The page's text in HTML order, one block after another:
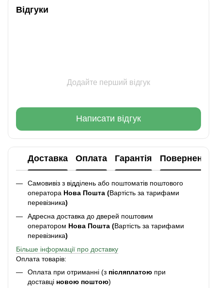
Відгуки
Додайте перший відгук
Написати відгук
Доставка Оплата Гарантія Повернення
Самовивіз з відділень або поштоматів поштового
оператора Нова Пошта (Вартість за тарифами
перевізника)
Адресна доставка до дверей поштовим
оператором Нова Пошта (Вартість за тарифами
перевізника)
Більше інформації про доставку
Оплата товарів:
Оплата при отриманні (з післяплатою при
доставці новою поштою)